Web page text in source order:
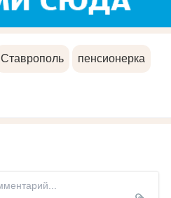
Ставрополь пенсионерка